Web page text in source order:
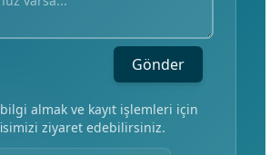
Gönder
bilgi almak ve kayıt işlemleri için
ziyaret edebilirsiniz.